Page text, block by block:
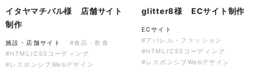
音楽萬屋Kent様 コーポレート
サイト制作
コーポレートサイト
#専門店・小売
ご挨拶を彩る、オリジナルノベ
ルティ制作。
ノベルティ
#建設・住宅・不動産・インテリア
#イラスト
#ノベルティ
イタヤマチバル様 店舗サイト
制作
施設・店舗サイト
#食品・飲食
#HTML/CSSコーディング
#レスポンシブWebデザイン
glitter8様 ECサイト制作
ECサイト
#アパレル・ファッション
#HTML/CSSコーディング
#レスポンシブWebデザイン